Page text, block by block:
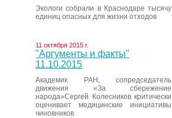
Экологи собрали в Краснодаре тысячу
единиц опасных для жизни отходов
11 октября 2015 г.
"Аргументы и факты"
11.10.2015
Академик РАН, сопредседатель
движения «За сбережение
народа»Сергей Колесников критически
оценивает медицинские инициативы
чиновников.